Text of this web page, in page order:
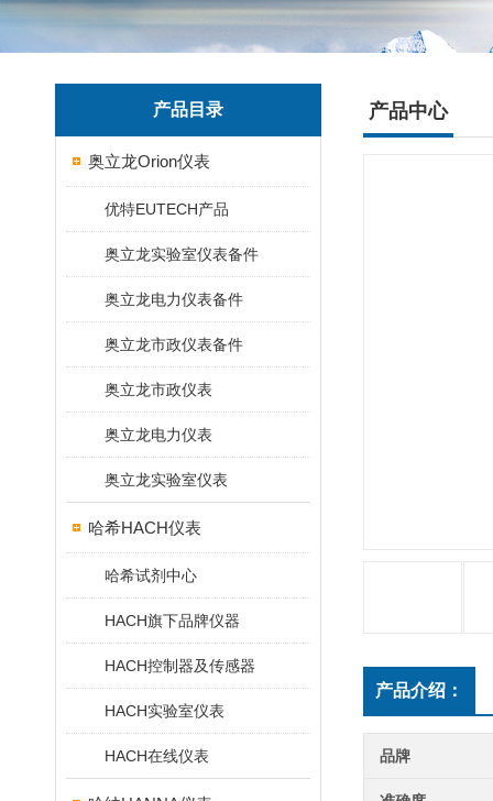
产品目录
奥立龙Orion仪表
优特EUTECH产品
奥立龙实验室仪表备件
奥立龙电力仪表备件
奥立龙市政仪表备件
奥立龙市政仪表
奥立龙电力仪表
奥立龙实验室仪表
哈希HACH仪表
哈希试剂中心
HACH旗下品牌仪器
HACH控制器及传感器
HACH实验室仪表
HACH在线仪表
产品中心
产品介绍：
品牌